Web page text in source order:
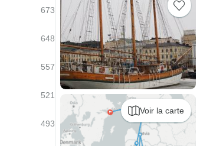
Voir la carte
673
648
557
521
493